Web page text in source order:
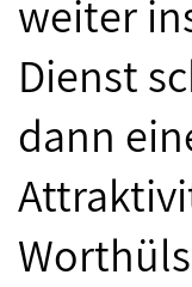
weiter
Dienst
dann